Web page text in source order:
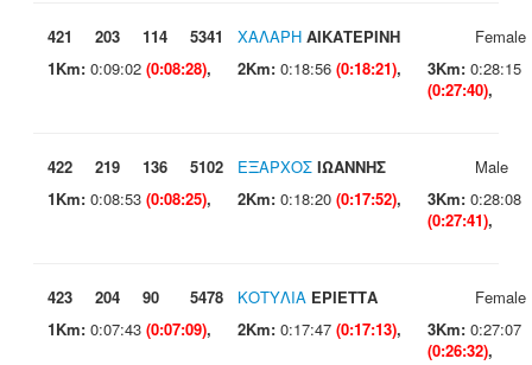
421 203 114 5341 ΧΑΛΑΡΗ ΑΙΚΑΤΕΡΙΝΗ
Female
1Km: 0:09:02 (0:08:28), 2Km: 0:18:56 (0:18:21), 3Km: 0:28:15
(0:27:40),
422 219 136 5102 ΕΞΑΡΧΟΣ ΙΩΑΝΝΗΣ
Male
1Km: 0:08:53 (0:08:25), 2Km: 0:18:20 (0:17:52), 3Km: 0:28:08
(0:27:41),
423 204 90 5478 ΚΟΤΥΛΙΑ ΕΡΙΕΤΤΑ
Female
1Km: 0:07:43 (0:07:09), 2Km: 0:17:47 (0:17:13), 3Km: 0:27:07
(0:26:32),